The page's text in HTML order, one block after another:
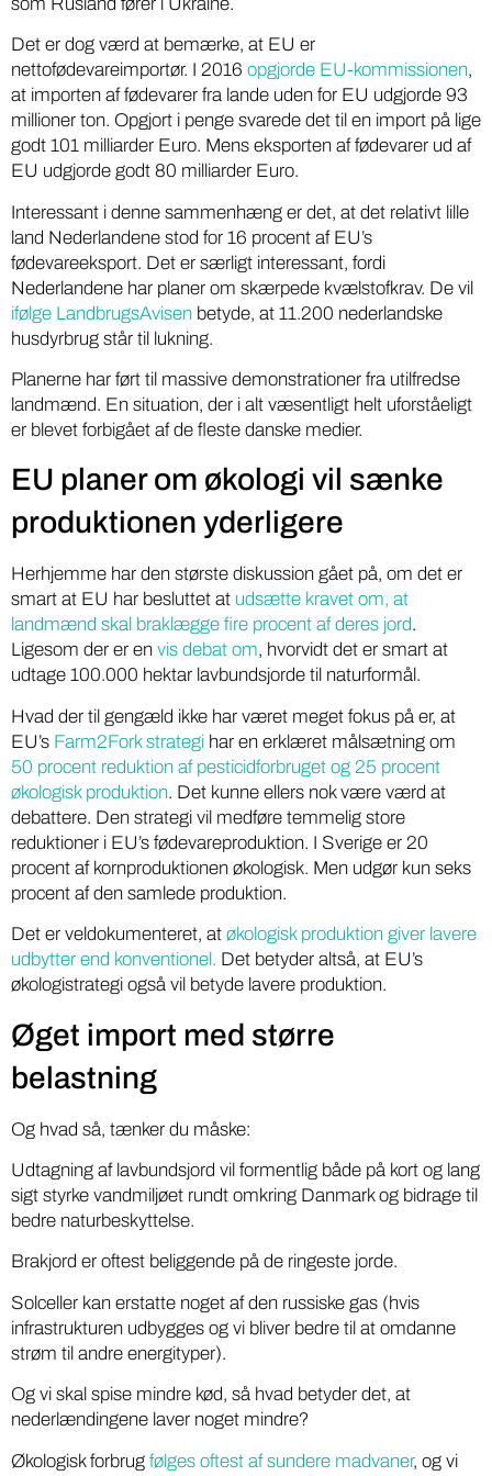
Det er dog værd at bemærke, at EU er
nettofødevareimportør. I 2016 opgjorde EU-kommissionen,
at importen af fødevarer fra lande uden for EU udgjorde 93
millioner ton. Opgjort i penge svarede det til en import på lige
godt 101 milliarder Euro. Mens eksporten af fødevarer ud af
EU udgjorde godt 80 milliarder Euro.
Interessant i denne sammenhæng er det, at det relativt lille
land Nederlandene stod for 16 procent af EU’s
fødevareeksport. Det er særligt interessant, fordi
Nederlandene har planer om skærpede kvælstofkrav. De vil
ifølge LandbrugsAvisen betyde, at 11.200 nederlandske
husdyrbrug står til lukning.
Planerne har ført til massive demonstrationer fra utilfredse
landmænd. En situation, der i alt væsentligt helt uforståeligt
er blevet forbigået af de fleste danske medier.
EU planer om økologi vil sænke
produktionen yderligere
Herhjemme har den største diskussion gået på, om det er
smart at EU har besluttet at udsætte kravet om, at
landmænd skal braklægge fire procent af deres jord.
Ligesom der er en vis debat om, hvorvidt det er smart at
udtage 100.000 hektar lavbundsjorde til naturformål.
Hvad der til gengæld ikke har været meget fokus på er, at
EU’s Farm2Fork strategi har en erklæret målsætning om
50 procent reduktion af pesticidforbruget og 25 procent
økologisk produktion. Det kunne ellers nok være værd at
debattere. Den strategi vil medføre temmelig store
reduktioner i EU’s fødevareproduktion. I Sverige er 20
procent af kornproduktionen økologisk. Men udgør kun seks
procent af den samlede produktion.
Det er veldokumenteret, at økologisk produktion giver lavere
udbytter end konventionel. Det betyder altså, at EU’s
økologistrategi også vil betyde lavere produktion.
Øget import med større
belastning
Og hvad så, tænker du måske:
Udtagning af lavbundsjord vil formentlig både på kort og lang
sigt styrke vandmiljøet rundt omkring Danmark og bidrage til
bedre naturbeskyttelse.
Brakjord er oftest beliggende på de ringeste jorde.
Solceller kan erstatte noget af den russiske gas (hvis
infrastrukturen udbygges og vi bliver bedre til at omdanne
strøm til andre energityper).
Og vi skal spise mindre kød, så hvad betyder det, at
nederlændingene laver noget mindre?
Økologisk forbrug følges oftest af sundere madvaner, og vi